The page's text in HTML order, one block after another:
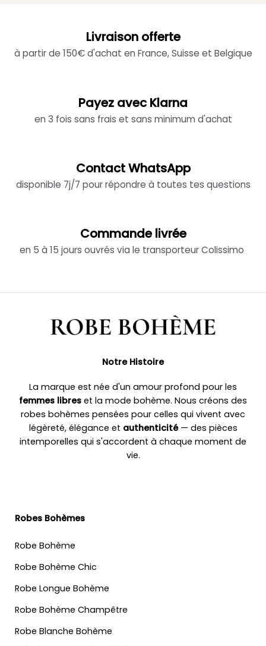
Livraison offerte
à partir de 150€ d'achat en France, Suisse et Belgique
Payez avec Klarna
en 3 fois sans frais et sans minimum d'achat
Contact WhatsApp
disponible 7j/7 pour répondre à toutes tes questions
Commande livrée
en 5 à 15 jours ouvrés via le transporteur Colissimo
Notre Histoire
La marque est née d'un amour profond pour les
femmes libres et la mode bohème. Nous créons des
robes bohèmes pensées pour celles qui vivent avec
légèreté, élégance et authenticité— des pièces
intemporelles qui s'accordent à chaque moment de
vie.
Robes Bohèmes
Robe Bohème
Robe Bohème Chic
Robe Longue Bohème
Robe Bohème Champêtre
Robe Blanche Bohème